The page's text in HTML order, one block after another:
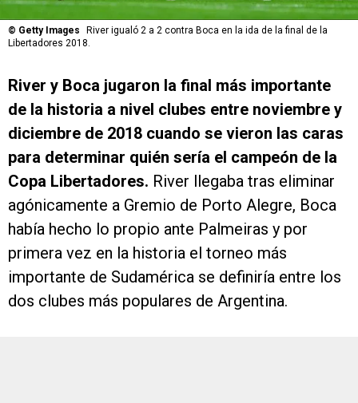
© Getty Images
River igualó 2 a 2 contra Boca en la ida de la final de la
Libertadores 2018.
River y Boca jugaron la final más importante
de la historia a nivel clubes entre noviembre y
diciembre de 2018 cuando se vieron las caras
para determinar quién sería el campeón de la
Copa Libertadores. River llegaba tras eliminar
agónicamente a Gremio de Porto Alegre, Boca
había hecho lo propio ante Palmeiras y por
primera vez en la historia el torneo más
importante de Sudamérica se definiría entre los
dos clubes más populares de Argentina.